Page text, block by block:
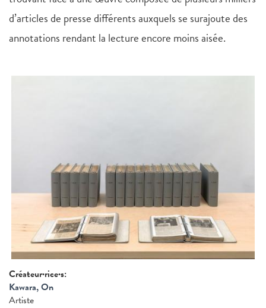
d’articles de presse différents auxquels se surajoute des
annotations rendant la lecture encore moins aisée.
Créateur·rice·s:
Kawara, On
Artiste